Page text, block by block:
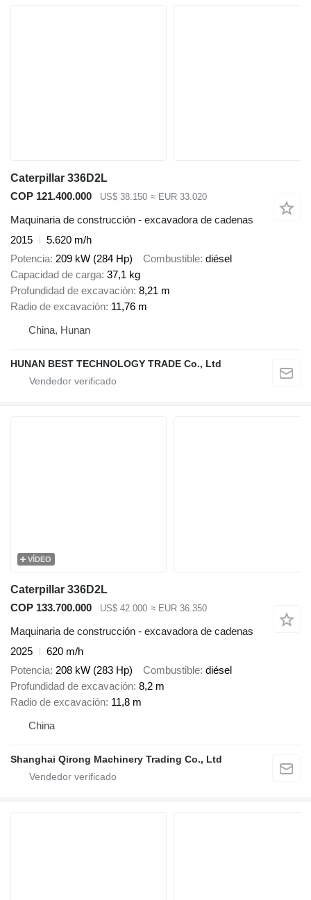
Caterpillar 336D2L
COP 121.400.000
US$ 38.150 ≈ EUR 33.020
Maquinaria de construcción - excavadora de cadenas
2015
5.620 m/h
Potencia 209 kW (284 Hp) Combustible diésel
Capacidad de carga 37,1 kg
Profundidad de excavación 8,21 m
Radio de excavación 11,76 m
China, Hunan
HUNAN BEST TECHNOLOGY TRADE Co., Ltd
VÍDEO
Caterpillar 336D2L
COP 133.700.000
US$ 42.000 ≈ EUR 36.350
Maquinaria de construcción - excavadora de cadenas
2025
620 m/h
Potencia 208 kW (283 Hp) Combustible diésel
Profundidad de excavación 8,2 m
Radio de excavación 11,8 m
China
Shanghai Qirong Machinery Trading Co., Ltd